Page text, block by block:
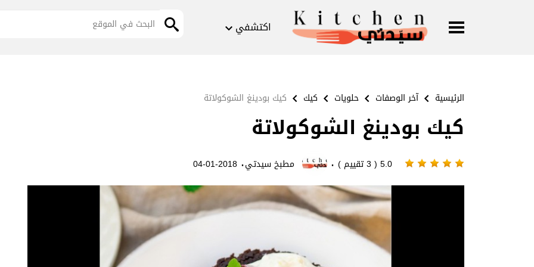
اكتشفي
الرئيسية آخر الوصفات حلويات كيك كيك بودينغ الشوكولاتة
كيك بودينغ الشوكولاتة
· مطبخ سيدتي·
2018-01-04